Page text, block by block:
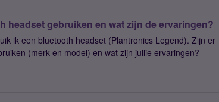
headset gebruiken en wat zijn de ervaringen?
een bluetooth headset (Plantronics Legend). Zijn er
(merk en model) en wat zijn jullie ervaringen?